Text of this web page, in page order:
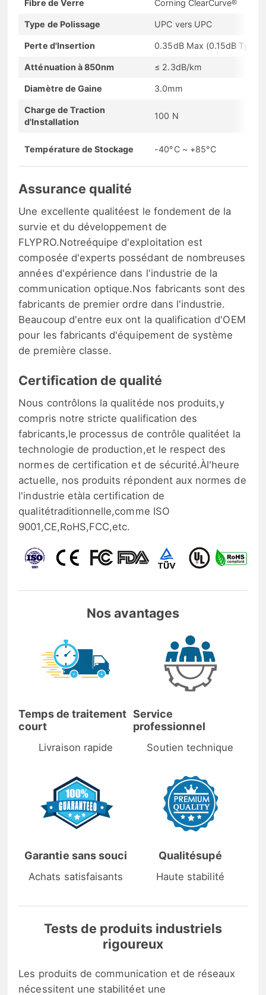
Fibre de Verre Corning ClearCurve®
Type de Polissage UPC vers UPC
Perte d'Insertion 0.35dB Max (0.15dB
Atténuation à 850nm ≤ 2.3dB/km
Diamètre de Gaine 3.0mm
Charge de Traction
d'Installation
100 N
Température de Stockage -40°C ~ +85°C
Assurance qualité
Une excellente qualitéest le fondement de la
survie et du développement de
FLYPRO.Notreéquipe d'exploitation est
composée d'experts possédant de nombreuses
années d'expérience dans l'industrie de la
communication optique.Nos fabricants sont des
fabricants de premier ordre dans l'industrie.
Beaucoup d'entre eux ont la qualification d'OEM
pour les fabricants d'équipement de système
de première classe.
Certification de qualité
Nous contrôlons la qualitéde nos produits,y
compris notre stricte qualification des
fabricants,le processus de contrôle qualitéet la
technologie de production,et le respect des
normes de certification et de sécurité.Àl'heure
actuelle, nos produits répondent aux normes de
l'industrie etàla certification de
qualitétraditionnelle,comme ISO
9001,CE,RoHS,FCC,etc.
Nos avantages
Temps de traitement
court
Livraison rapide
Service
professionnel
Soutien technique
Garantie sans souci
Achats satisfaisants
Qualitésupé
Haute stabilité
Tests de produits industriels
rigoureux
Les produits de communication et de réseaux
nécessitent une stabilitéet une